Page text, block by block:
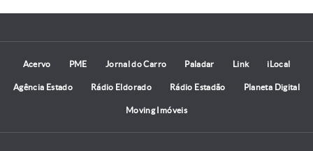
Acervo PME Jornal do Carro Paladar Link iLocal
Agência Estado Rádio Eldorado Rádio Estadão Planeta Digital
Moving Imóveis